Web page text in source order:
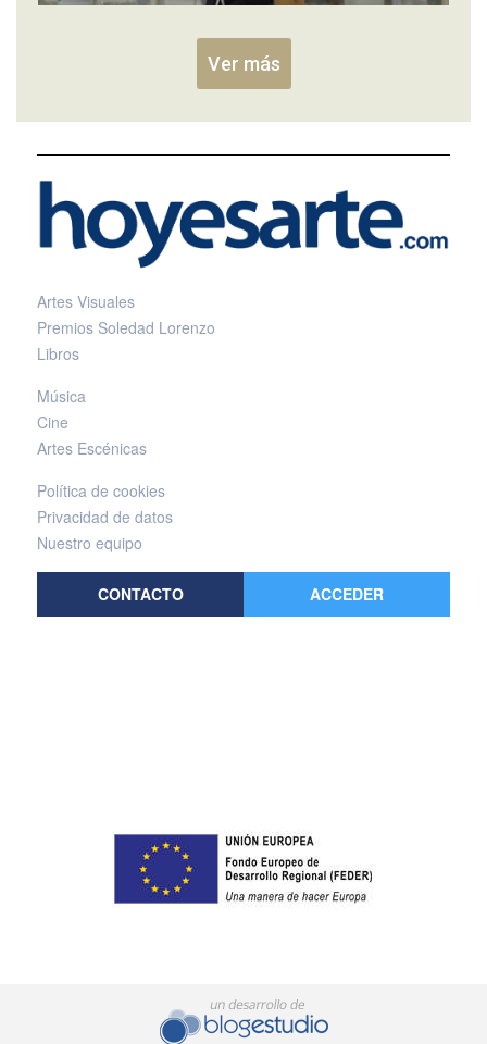
Ver más
Artes Visuales
Premios Soledad Lorenzo
Libros
Música
Cine
Artes Escénicas
Política de cookies
Privacidad de datos
Nuestro equipo
CONTACTO ACCEDER